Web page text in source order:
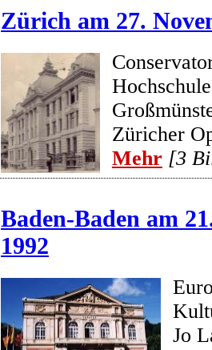
Zürich am 27.
Züricher
Mehr [3
Baden-Baden am
1992
Jo